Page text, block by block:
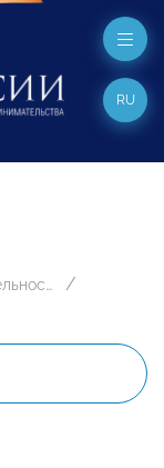
RU
Международная деятельность